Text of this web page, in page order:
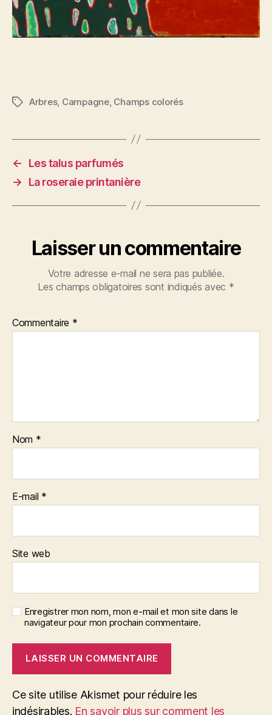
Étiquettes
Arbres, Campagne, Champs colorés
←
Les talus parfumés
→
La roseraie printanière
Laisser un commentaire
Votre adresse e-mail ne sera pas publiée.
Les champs obligatoires sont indiqués avec *
Commentaire *
Nom *
E-mail *
Site web
Enregistrer mon nom, mon e-mail et mon site dans le
navigateur pour mon prochain commentaire.
Ce site utilise Akismet pour réduire les
indésirables. En savoir plus sur comment les